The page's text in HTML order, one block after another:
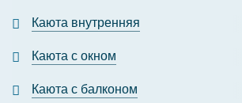
Каюта внутренняя
Каюта с окном
Каюта с балконом